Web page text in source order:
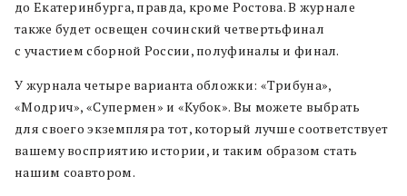
до Екатеринбурга, правда, кроме Ростова. В журнале
также будет освещен сочинский четвертьфинал
с участием сборной России, полуфиналы и финал.
У журнала четыре варианта обложки: «Трибуна»,
«Модрич», «Супермен» и «Кубок». Вы можете выбрать
для своего экземпляра тот, который лучше соответствует
вашему восприятию истории, и таким образом стать
нашим соавтором.